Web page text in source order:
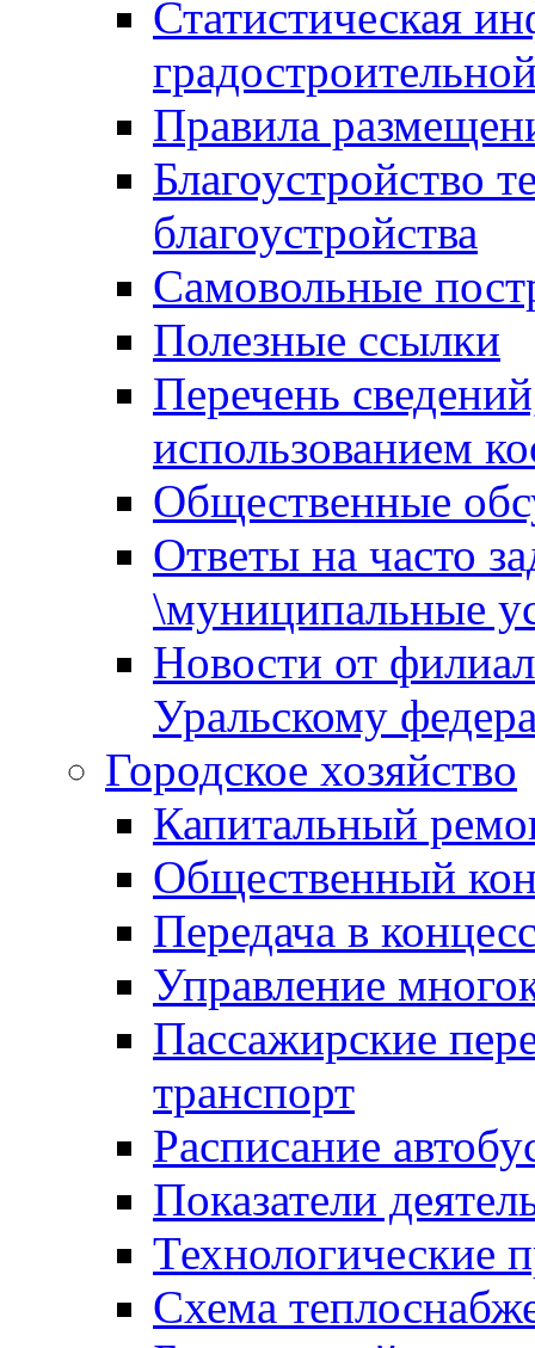
Статистическая
Правила
Благоустройство
благоустройства
Самовольные
Полезные ссылки
Перечень
использованием
Общественные
Ответы на часто
\муниципальные
Новости от
Уральскому
Городское хозяйство
Капитальный
Общественный
Передача в
Управление
Пассажирские
транспорт
Расписание
Показатели
Технологические
Схема